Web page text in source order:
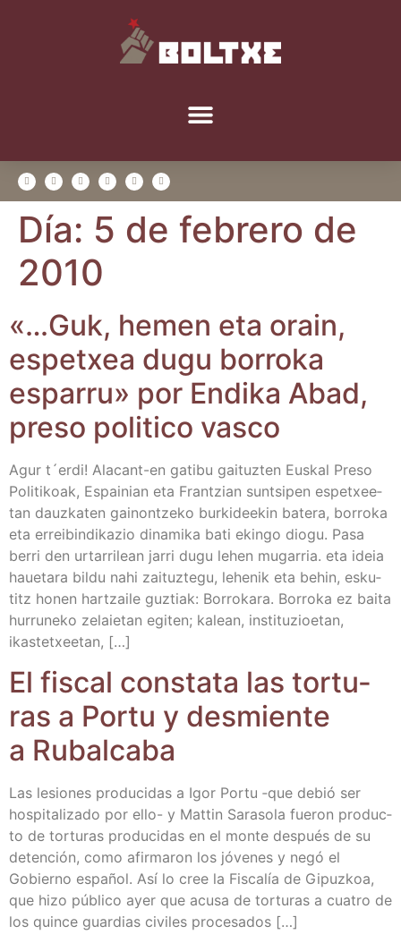
Día: 5 de febrero de
2010
«…Guk, hemen eta orain,
espetxea dugu borro­ka
espa­rru» por Endi­ka Abad,
pre­so poli­ti­co vasco
Agur t´erdi! Ala­­cant-en gati­bu gai­tuz­ten Eus­kal Pre­so
Poli­ti­koak, Espai­nian eta Fran­tzian sun­tsi­pen espetxee­
tan dauz­ka­ten gai­non­tze­ko bur­ki­dee­kin bate­ra, borro­ka
eta errei­bin­di­ka­zio dina­mi­ka bati ekin­go dio­gu. Pasa
berri den urta­rri­lean jarri dugu lehen muga­rria. eta ideia
haue­ta­ra bil­du nahi zai­tuz­te­gu, lehe­nik eta behin, esku­
titz honen har­tzai­le guz­tiak: Borro­ka­ra. Borro­ka ez bai­ta
hurru­ne­ko zelaie­tan egi­ten; kalean, ins­ti­tu­zioe­tan,
ikastetxeetan, […]
El fis­cal cons­ta­ta las tor­tu­
ras a Por­tu y des­mien­te
a Rubalcaba
Las lesio­nes pro­du­ci­das a Igor Por­tu ‑que debió ser
hos­pi­ta­li­za­do por ello- y Mat­tin Sara­so­la fue­ron pro­duc­
to de tor­tu­ras pro­du­ci­das en el mon­te des­pués de su
deten­ción, como afir­ma­ron los jóve­nes y negó el
Gobierno espa­ñol. Así lo cree la Fis­ca­lía de Gipuz­koa,
que hizo públi­co ayer que acu­sa de tor­tu­ras a cua­tro de
los quin­ce guar­dias civi­les procesados […]